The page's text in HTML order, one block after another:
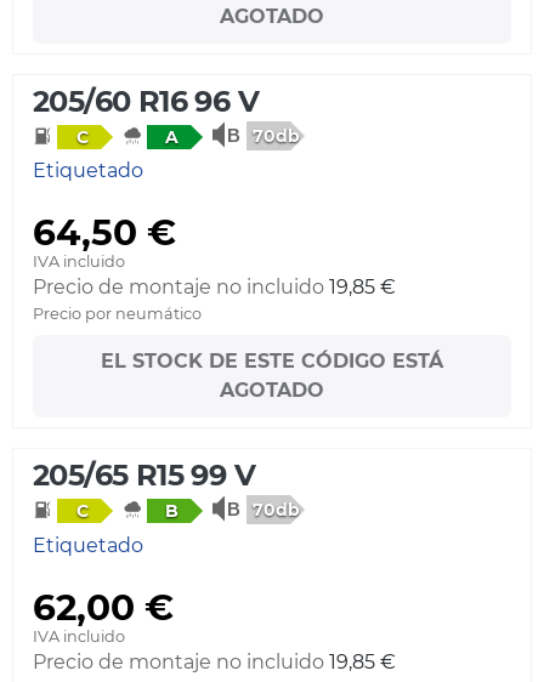
AGOTADO
205/60 R16 96 V
C A 70db
Etiquetado
64,50 €
IVA incluido
Precio de montaje no incluido 19,85 €
Precio por neumático
EL STOCK DE ESTE CÓDIGO ESTÁ
AGOTADO
205/65 R15 99 V
C B 70db
Etiquetado
62,00 €
IVA incluido
Precio de montaje no incluido 19,85 €